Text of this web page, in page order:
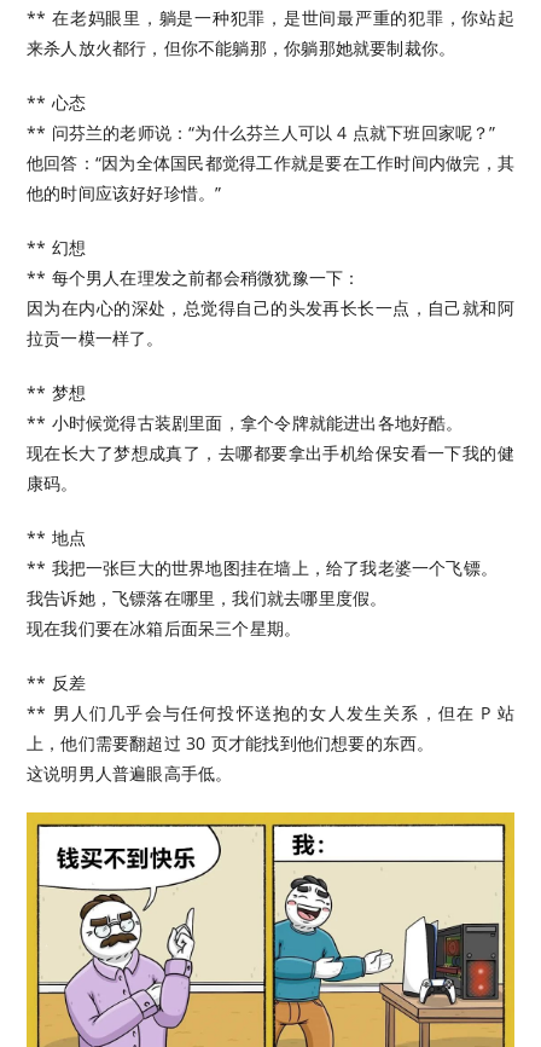
** 在老妈眼里，躺是一种犯罪，是世间最严重的犯罪，你站起
来杀人放火都行，但你不能躺那，你躺那她就要制裁你。
** 心态
** 问芬兰的老师说：“为什么芬兰人可以 4 点就下班回家呢？”
他回答：“因为全体国民都觉得工作就是要在工作时间内做完，其
他的时间应该好好珍惜。”
** 幻想
** 每个男人在理发之前都会稍微犹豫一下：
因为在内心的深处，总觉得自己的头发再长长一点，自己就和阿
拉贡一模一样了。
** 梦想
** 小时候觉得古装剧里面，拿个令牌就能进出各地好酷。
现在长大了梦想成真了，去哪都要拿出手机给保安看一下我的健
康码。
** 地点
** 我把一张巨大的世界地图挂在墙上，给了我老婆一个飞镖。
我告诉她，飞镖落在哪里，我们就去哪里度假。
现在我们要在冰箱后面呆三个星期。
** 反差
** 男人们几乎会与任何投怀送抱的女人发生关系，但在 P 站
上，他们需要翻超过 30 页才能找到他们想要的东西。
这说明男人普遍眼高手低。